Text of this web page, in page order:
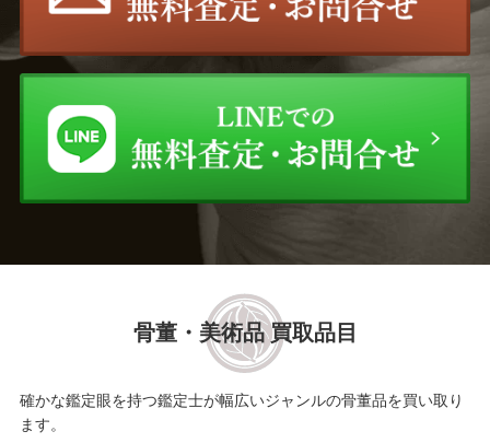
骨董・美術品 買取品目
確かな鑑定眼を持つ鑑定士が幅広いジャンルの骨董品を買い取り
ます。